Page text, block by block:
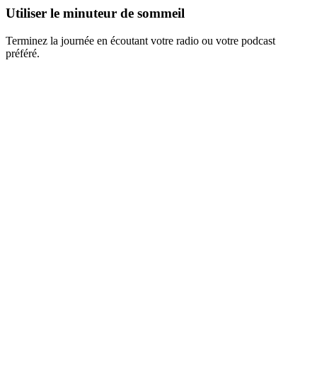
Utiliser le minuteur de sommeil
Terminez la journée en écoutant votre radio ou votre podcast
préféré.